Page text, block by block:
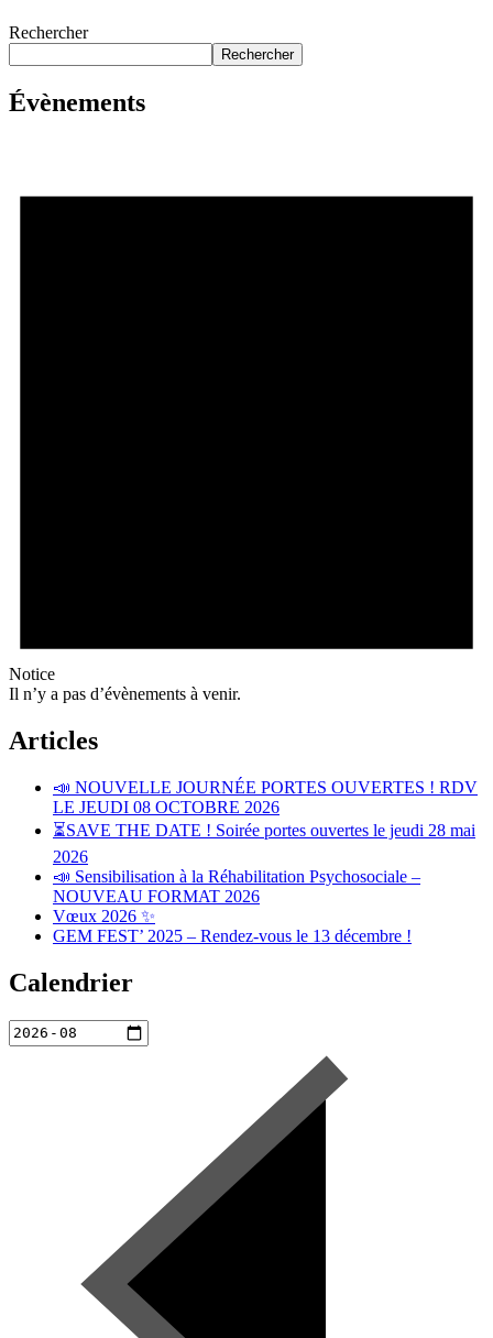
Rechercher
Rechercher
Évènements
Notice
Il n’y a pas d’évènements à venir.
Articles
📣 NOUVELLE JOURNÉE PORTES OUVERTES ! RDV
LE JEUDI 08 OCTOBRE 2026
⏳SAVE THE DATE ! Soirée portes ouvertes le jeudi 28 mai
2026
📣 Sensibilisation à la Réhabilitation Psychosociale –
NOUVEAU FORMAT 2026
Vœux 2026 ✨
GEM FEST’ 2025 – Rendez-vous le 13 décembre !
Calendrier